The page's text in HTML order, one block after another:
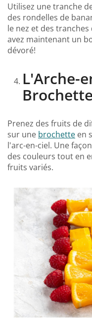
Utilisez une tranche
des rondelles de
le nez et des
avez maintenant un
dévoré!
L'Arche-
Brochette
Prenez des fruits de
sur une brochette en
l'arc-en-ciel. Une
des couleurs tout en
fruits variés.